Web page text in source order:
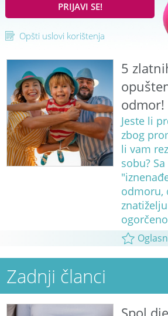
PRIJAVI SE!
Opšti uslovi korištenja
5
odmor!
Jeste li
zbog
li vam
sobu?
odmoru,
Zadnji članci